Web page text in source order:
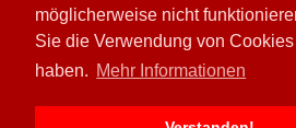
möglicherweise nicht
Sie die Verwendung von
haben. Mehr Informationen